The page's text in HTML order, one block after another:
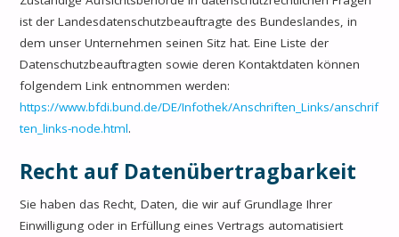
ist der Landesdatenschutzbeauftragte des Bundeslandes, in
dem unser Unternehmen seinen Sitz hat. Eine Liste der
Datenschutzbeauftragten sowie deren Kontaktdaten können
folgendem Link entnommen werden:
https://www.bfdi.bund.de/DE/Infothek/Anschriften_Links/anschrif
ten_links-node.html.
Recht auf Datenübertragbarkeit
Sie haben das Recht, Daten, die wir auf Grundlage Ihrer
Einwilligung oder in Erfüllung eines Vertrags automatisiert